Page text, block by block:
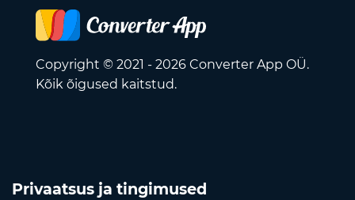
Copyright © 2021 - 2026 Converter App OÜ.
Kõik õigused kaitstud.
Privaatsus ja tingimused